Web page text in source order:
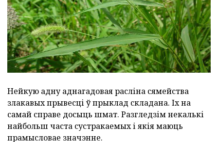
Нейкую адну аднагадовая расліна сямейства
злакавых прывесці ў прыклад складана. Іх на
самай справе досыць шмат. Разгледзім некалькі
найбольш часта сустракаемых і якія маюць
прамысловае значэнне.